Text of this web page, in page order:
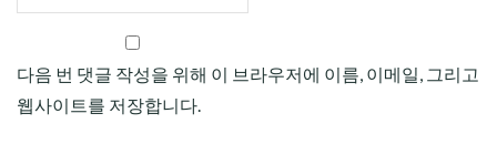
다음 번 댓글 작성을 위해 이 브라우저에 이름, 이메일, 그리고
웹사이트를 저장합니다.